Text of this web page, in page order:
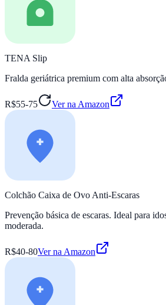
TENA Slip
Fralda geriátrica premium com alta
R$55-75 Ver na Amazon
Colchão Caixa de Ovo Anti-Escaras
Prevenção básica de escaras. Ideal para
moderada.
R$40-80Ver na Amazon